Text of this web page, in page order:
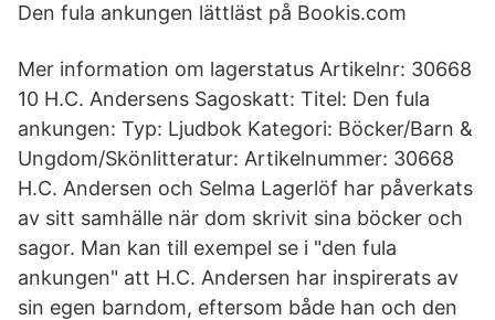
Den fula ankungen lättläst på Bookis.com
Mer information om lagerstatus Artikelnr: 30668
10 H.C. Andersens Sagoskatt: Titel: Den fula
ankungen: Typ: Ljudbok Kategori: Böcker/Barn &
Ungdom/Skönlitteratur: Artikelnummer: 30668
H.C. Andersen och Selma Lagerlöf har påverkats
av sitt samhälle när dom skrivit sina böcker och
sagor. Man kan till exempel se i "den fula
ankungen" att H.C. Andersen har inspirerats av
sin egen barndom, eftersom både han och den